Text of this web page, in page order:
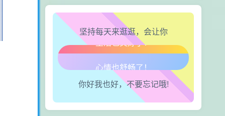
坚持每天来逛逛，会让你
腰也不酸了！
工作也轻松了！
你好我也好，不要忘记哦!